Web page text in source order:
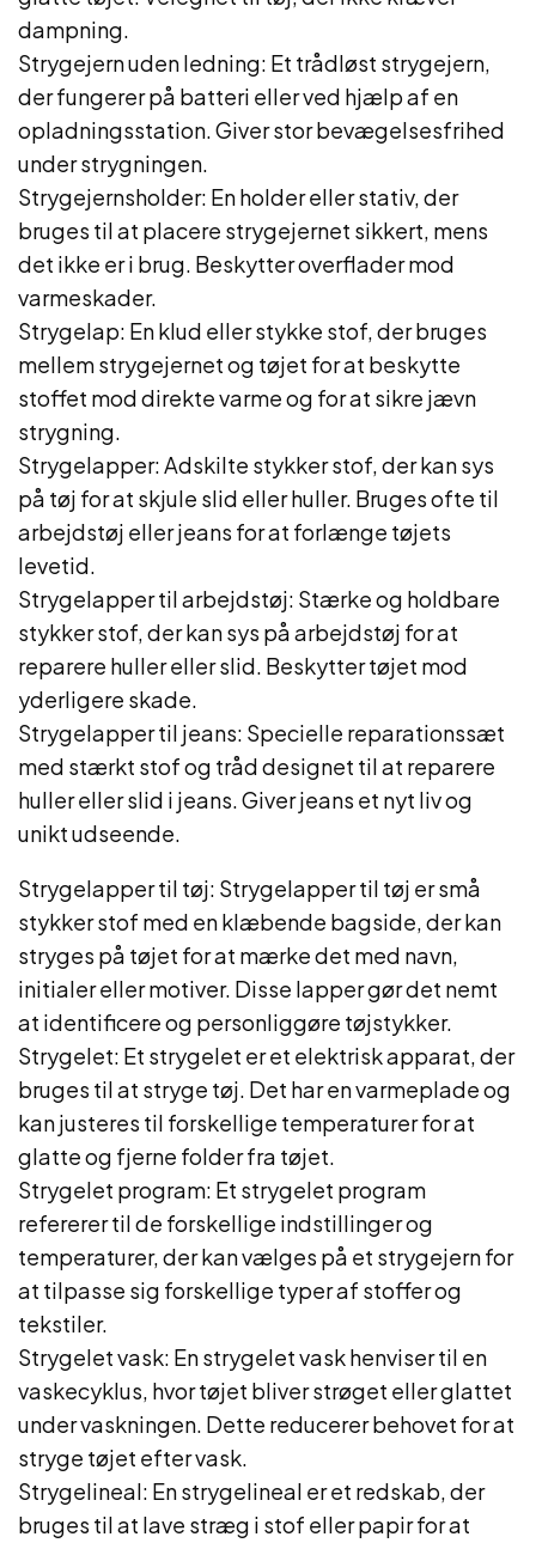
dampning.
Strygejern uden ledning: Et trådløst strygejern,
der fungerer på batteri eller ved hjælp af en
opladningsstation. Giver stor bevægelsesfrihed
under strygningen.
Strygejernsholder: En holder eller stativ, der
bruges til at placere strygejernet sikkert, mens
det ikke er i brug. Beskytter overflader mod
varmeskader.
Strygelap: En klud eller stykke stof, der bruges
mellem strygejernet og tøjet for at beskytte
stoffet mod direkte varme og for at sikre jævn
strygning.
Strygelapper: Adskilte stykker stof, der kan sys
på tøj for at skjule slid eller huller. Bruges ofte til
arbejdstøj eller jeans for at forlænge tøjets
levetid.
Strygelapper til arbejdstøj: Stærke og holdbare
stykker stof, der kan sys på arbejdstøj for at
reparere huller eller slid. Beskytter tøjet mod
yderligere skade.
Strygelapper til jeans: Specielle reparationssæt
med stærkt stof og tråd designet til at reparere
huller eller slid i jeans. Giver jeans et nyt liv og
unikt udseende.
Strygelapper til tøj: Strygelapper til tøj er små
stykker stof med en klæbende bagside, der kan
stryges på tøjet for at mærke det med navn,
initialer eller motiver. Disse lapper gør det nemt
at identificere og personliggøre tøjstykker.
Strygelet: Et strygelet er et elektrisk apparat, der
bruges til at stryge tøj. Det har en varmeplade og
kan justeres til forskellige temperaturer for at
glatte og fjerne folder fra tøjet.
Strygelet program: Et strygelet program
refererer til de forskellige indstillinger og
temperaturer, der kan vælges på et strygejern for
at tilpasse sig forskellige typer af stoffer og
tekstiler.
Strygelet vask: En strygelet vask henviser til en
vaskecyklus, hvor tøjet bliver strøget eller glattet
under vaskningen. Dette reducerer behovet for at
stryge tøjet efter vask.
Strygelineal: En strygelineal er et redskab, der
bruges til at lave stræg i stof eller papir for at